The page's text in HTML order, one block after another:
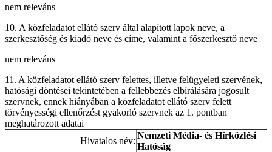
nem releváns
10. A közfeladatot ellátó szerv által alapított lapok neve, a
szerkesztőség és kiadó neve és címe, valamint a főszerkesztő neve
nem releváns
11. A közfeladatot ellátó szerv felettes, illetve felügyeleti szervének,
hatósági döntései tekintetében a fellebbezés elbírálására jogosult
szervnek, ennek hiányában a közfeladatot ellátó szerv felett
törvényességi ellenőrzést gyakorló szervnek az 1. pontban
meghatározott adatai
Hivatalos név:
Nemzeti Média- és Hírközlési
Hatóság